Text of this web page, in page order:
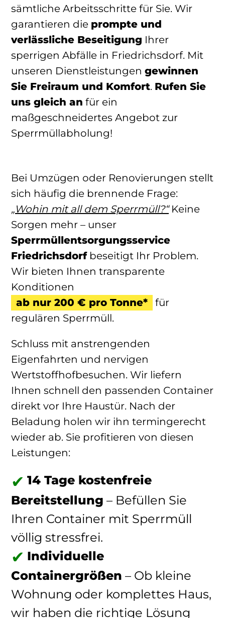
sämtliche Arbeitsschritte für Sie. Wir
garantieren die prompte und
verlässliche Beseitigung Ihrer
sperrigen Abfälle in Friedrichsdorf. Mit
unseren Dienstleistungen gewinnen
Sie Freiraum und Komfort. Rufen Sie
uns gleich an für ein
maßgeschneidertes Angebot zur
Sperrmüllabholung!
Bei Umzügen oder Renovierungen stellt
sich häufig die brennende Frage:
„Wohin mit all dem Sperrmüll?“Keine
Sorgen mehr – unser
Sperrmüllentsorgungsservice
Friedrichsdorfbeseitigt Ihr Problem.
Wir bieten Ihnen transparente
Konditionen
ab nur 200 € pro Tonne*
für
regulären Sperrmüll.
Schluss mit anstrengenden
Eigenfahrten und nervigen
Wertstoffhofbesuchen. Wir liefern
Ihnen schnell den passenden Container
direkt vor Ihre Haustür. Nach der
Beladung holen wir ihn termingerecht
wieder ab. Sie profitieren von diesen
Leistungen:
14 Tage kostenfreie
Bereitstellung – Befüllen Sie
Ihren Container mit Sperrmüll
völlig stressfrei.
Individuelle
Containergrößen – Ob kleine
Wohnung oder komplettes Haus,
wir haben die richtige Lösung